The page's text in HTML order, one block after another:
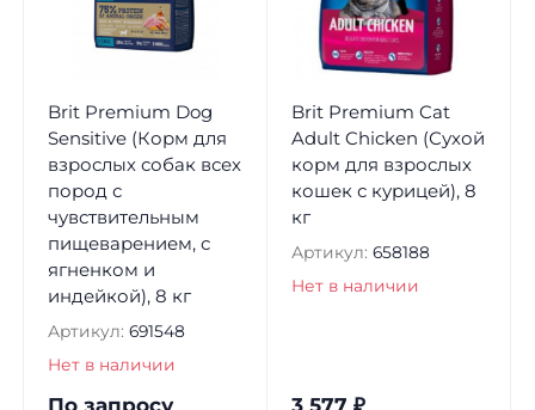
Brit Premium Dog
Sensitive (Корм для
взрослых собак всех
пород с
чувствительным
пищеварением, с
ягненком и
индейкой), 8 кг
Артикул: 691548
Нет в наличии
По запросу
Brit Premium Cat
Adult Chicken (Сухой
корм для взрослых
кошек с курицей), 8
кг
Артикул: 658188
Нет в наличии
3 577 ₽